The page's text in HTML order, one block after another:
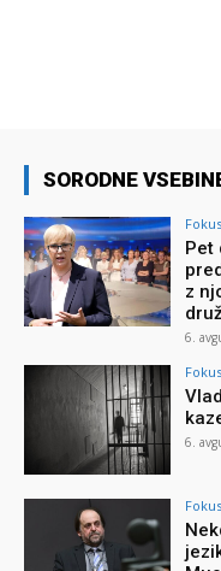
SORODNE
Fokus
Pet
z
6.
Fokus
6.
Fokus